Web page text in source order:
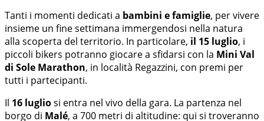
Tanti i momenti dedicati a bambini e famiglie, per vivere
insieme un fine settimana immergendosi nella natura
alla scoperta del territorio. In particolare, il 15 luglio, i
piccoli bikers potranno giocare a sfidarsi con la Mini Val
di Sole Marathon, in località Regazzini, con premi per
tutti i partecipanti.
Il 16 lugliosi entra nel vivo della gara. La partenza nel
borgo di Malé, a 700 metri di altitudine: qui si troveranno